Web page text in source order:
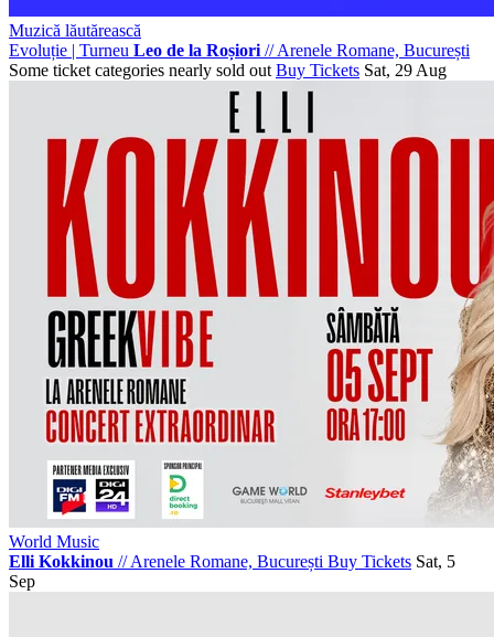
Muzică lăutărească
Evoluție | Turneu Leo de la Roșiori //Arenele Romane, București
Some ticket categories nearly sold out Buy Tickets Sat, 29 Aug
World Music
Elli Kokkinou //Arenele Romane, București Buy Tickets Sat, 5
Sep